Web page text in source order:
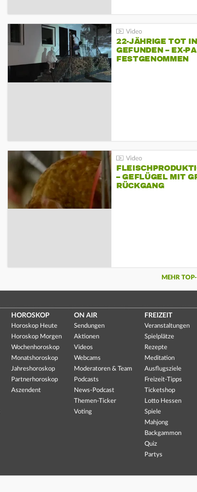
22-JÄHRIGE TOT
GEFUNDEN – EX-
FESTGENOMMEN
– GEFLÜGEL MIT
ÜCKGANG
MEHR
HOROSKOP
Horoskop Heute
Horoskop Morgen
Wochenhoroskop
Monatshoroskop
Jahreshoroskop
Partnerhoroskop
Aszendent
ON AIR
Sendungen
Aktionen
Videos
Webcams
Moderatoren & Team
Podcasts
News-Podcast
Themen-Ticker
Voting
FREIZEIT
Veranstaltungen
Spielplätze
Rezepte
Meditation
Ausflugsziele
Freizeit-Tipps
Ticketshop
Lotto Hessen
Spiele
Mahjong
Backgammon
Quiz
Partys